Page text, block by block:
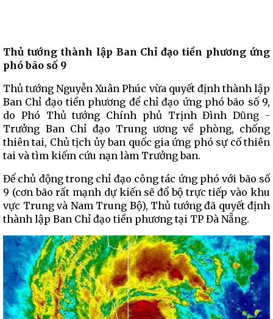
Thủ tướng thành lập Ban Chỉ đạo tiền phương ứng
phó bão số 9
Thủ tướng Nguyễn Xuân Phúc vừa quyết định thành lập
Ban Chỉ đạo tiền phương để chỉ đạo ứng phó bão số 9,
do Phó Thủ tướng Chính phủ Trịnh Đình Dũng -
Trưởng Ban Chỉ đạo Trung ương về phòng, chống
thiên tai, Chủ tịch ủy ban quốc gia ứng phó sự cố thiên
tai và tìm kiếm cứu nạn làm Trưởng ban.
Để chủ động trong chỉ đạo công tác ứng phó với bão số
9 (cơn bão rất mạnh dự kiến sẽ đổ bộ trực tiếp vào khu
vực Trung và Nam Trung Bộ), Thủ tướng đã quyết định
thành lập Ban Chỉ đạo tiền phương tại TP Đà Nẵng.